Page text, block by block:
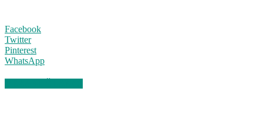
Facebook
Twitter
Pinterest
WhatsApp